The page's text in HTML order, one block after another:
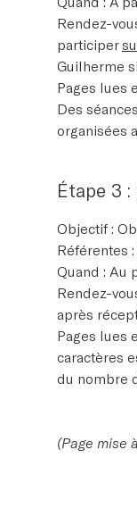
Rendez-
participer
Guilherme
Pages lues
Des
organisées
Étape 3
Objectif :
Référentes
Quand : Au
Rendez-
après
Pages lues
caractères
du nombre
(Page mise